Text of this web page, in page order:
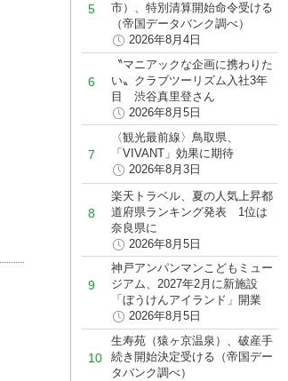
市）、特別清算開始命令受ける
（帝国データバンク調べ）
2026年8月4日
〝マニアックな企画に携わりた
い〟クラブツーリズム入社3年
目 渋谷真里登さん
2026年8月5日
〈観光最前線〉鳥取県、
「VIVANT」効果に期待
2026年8月3日
楽天トラベル、夏の人気上昇都
道府県ランキング発表 1位は
奈良県に
2026年8月5日
神戸アンパンマンこどもミュー
ジアム、2027年2月に新施設
「ぼうけんアイランド」開業
2026年8月5日
生寿苑（猿ヶ京温泉）、破産手
続き開始決定受ける（帝国デー
タバンク調べ）